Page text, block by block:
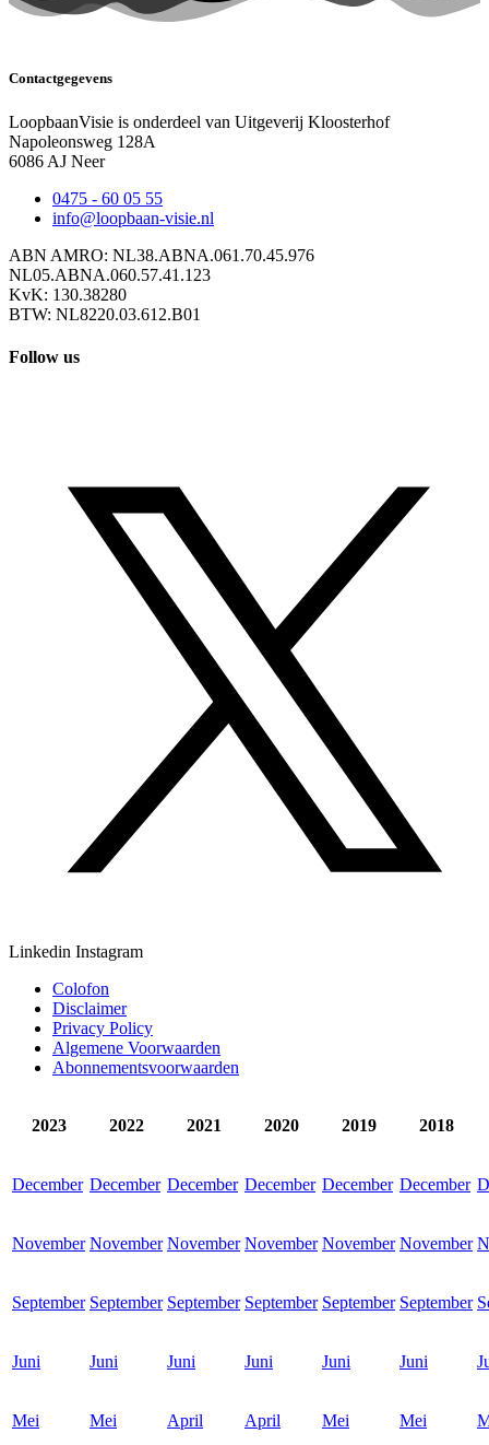
Contactgegevens
LoopbaanVisie is onderdeel van Uitgeverij Kloosterhof
Napoleonsweg 128A
6086 AJ Neer
0475 - 60 05 55
info@loopbaan-visie.nl
ABN AMRO: NL38.ABNA.061.70.45.976
NL05.ABNA.060.57.41.123
KvK: 130.38280
BTW: NL8220.03.612.B01
Follow us
Linkedin Instagram
Colofon
Disclaimer
Privacy Policy
Algemene Voorwaarden
Abonnementsvoorwaarden
2023 2022 2021 2020 2019 2018
December December December December December December
November November November November November November
September September September September September September
Juni Juni Juni Juni Juni Juni
Mei Mei April April Mei Mei